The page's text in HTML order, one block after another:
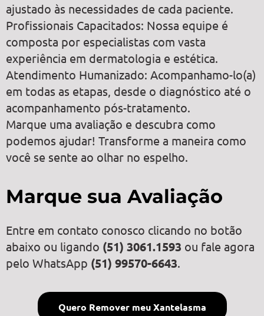
ajustado às necessidades de cada paciente.
Profissionais Capacitados: Nossa equipe é
composta por especialistas com vasta
experiência em dermatologia e estética.
Atendimento Humanizado: Acompanhamo-lo(a)
em todas as etapas, desde o diagnóstico até o
acompanhamento pós-tratamento.
Marque uma avaliação e descubra como
podemos ajudar! Transforme a maneira como
você se sente ao olhar no espelho.
Marque sua Avaliação
Entre em contato conosco clicando no botão
abaixo ou ligando (51) 3061.1593 ou fale agora
pelo WhatsApp (51) 99570-6643.
Quero Remover meu Xantelasma